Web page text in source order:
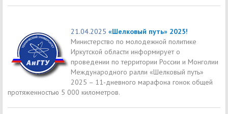
21.04.2025 «Шелковый путь» 2025!
Министерство по молодежной политике
Иркутской области информирует о
проведении по территории России и Монголии
Международного ралли «Шелковый путь»
2025 – 11-дневного марафона гонок общей
протяженностью 5 000 километров.